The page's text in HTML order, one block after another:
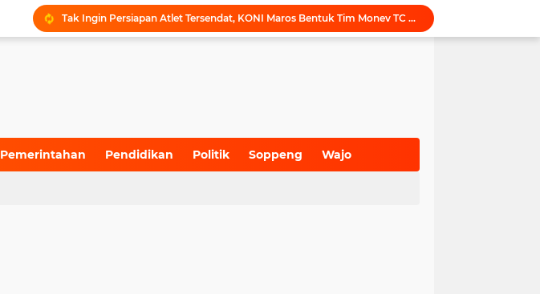
Tak Ingin Persiapan Atlet Tersendat, KONI Maros Bentuk Tim Monev TC Porprov
Maros Rayakan Hari Pramuka Lebih Awal, 48 Pramuka Siap Bertarung di Jamnas 2026
Inovasi SiAKSES Sekwan Makassar, Notifikasi Transaksi Keuangan Masuk di Kantong Dewan Hitungan Detik
Pemerintahan Pendidikan Politik Soppeng Wajo